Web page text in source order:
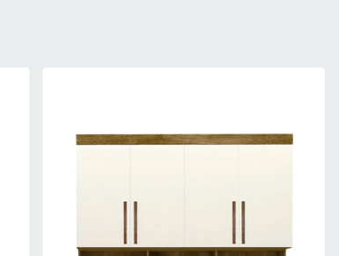
desmontagem do produto e/ou portas e